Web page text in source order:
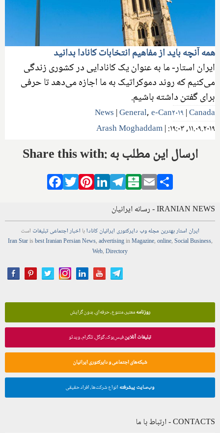
همه آنچه باید از مفاهیم انتخابات کانادا بدانید
ایران استار- ما به عنوان یک کانادایی در کشوری زندگی
می‌کنیم که روند دموکراتیک به ما اجازه می‌دهد تا حرفی
برای گفتن داشته باشیم.
News |General,e-Can۲۰۱۹ |Canada
۱۱.۰۹.۲۰۱۹, ۱۹:۰۳:
|
Arash Moghaddam
Share this with: ارسال این مطلب به
Facebook
TwitterPinterestLinkedIn
Telegram
Balatarin
Email
IRANIAN NEWS - رسانه ایرانیان
ایران استاربهترین مجلهوب دایرکتوری ایرانیان کانادابا اخباراجتماعیتبلیغات است
Iran Starisbest Iranian PersianNews,advertisinginMagazine,online,Social Business,
Web,Directory
روزنامهمعتبر، متنوع، حرفه‌ای، بدون گرایش
تبلیغات آنلاینفیس‌بوک، گوگل، تلگرام، ویدئو
شبکه‌های اجتماعی و دایرکتوری ایرانیان
وب‌سایت پیشرفته انواع شرکت‌ها، افراد حقیقی
CONTACTS - ارتباط با ما